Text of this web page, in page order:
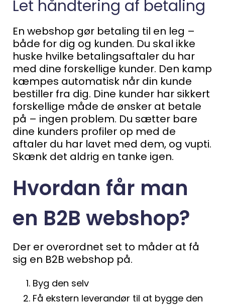
Let håndtering af betaling
En webshop gør betaling til en leg –
både for dig og kunden. Du skal ikke
huske hvilke betalingsaftaler du har
med dine forskellige kunder. Den kamp
kæmpes automatisk når din kunde
bestiller fra dig. Dine kunder har sikkert
forskellige måde de ønsker at betale
på – ingen problem. Du sætter bare
dine kunders profiler op med de
aftaler du har lavet med dem, og vupti.
Skænk det aldrig en tanke igen.
Hvordan får man
en B2B webshop?
Der er overordnet set to måder at få
sig en B2B webshop på.
Byg den selv
Få ekstern leverandør til at bygge den